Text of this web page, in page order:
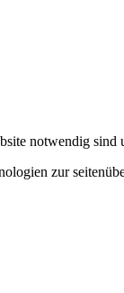
notwendig sind
zur